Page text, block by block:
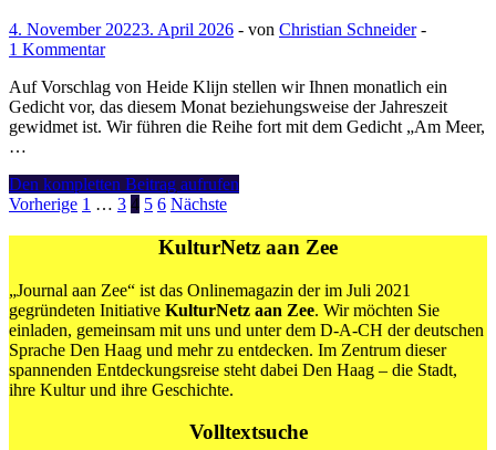
4. November 20223. April 2026 - von Christian Schneider-
1 Kommentar
Auf Vorschlag von Heide Klijn stellen wir Ihnen monatlich ein
Gedicht vor, das diesem Monat beziehungsweise der Jahreszeit
gewidmet ist. Wir führen die Reihe fort mit dem Gedicht „Am Meer,
…
Heinrich
Heine
wüsten,
nächtlichen
Meer“
Den kompletten Beitrag aufrufen
Seitennummerierung
der
Vorherige 1 … 3 4 5 6 Nächste
KulturNetz aan Zee
„Journal aan Zee“ ist das Onlinemagazin der im Juli 2021
gegründeten Initiative KulturNetz aan Zee. Wir möchten Sie
einladen, gemeinsam mit uns und unter dem D-A-CH der deutschen
Sprache Den Haag und mehr zu entdecken. Im Zentrum dieser
spannenden Entdeckungsreise steht dabei Den Haag – die Stadt,
ihre Kultur und ihre Geschichte.
Volltextsuche